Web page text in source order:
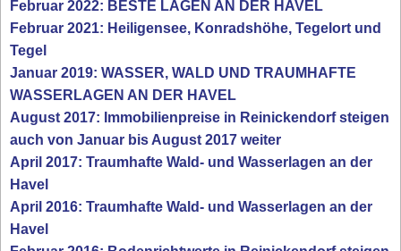
Februar 2022: BESTE LAGEN AN DER HAVEL
Februar 2021: Heiligensee, Konradshöhe, Tegelort und
Tegel
Januar 2019: WASSER, WALD UND TRAUMHAFTE
WASSERLAGEN AN DER HAVEL
August 2017: Immobilienpreise in Reinickendorf steigen
auch von Januar bis August 2017 weiter
April 2017: Traumhafte Wald- und Wasserlagen an der
Havel
April 2016: Traumhafte Wald- und Wasserlagen an der
Havel